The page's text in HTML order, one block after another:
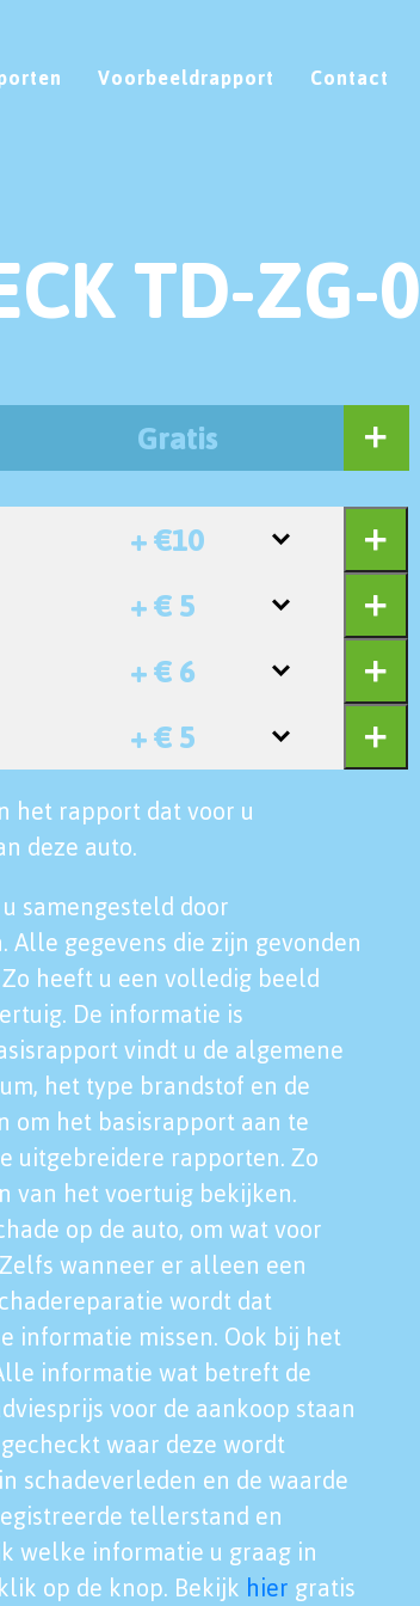
Voorbeeldrapport Contact
TD-ZG-
Gratis
+ €10
+ € 5
+ € 6
+ € 5
het rapport dat voor u
deze auto.
samengesteld door
gegevens die zijn gevonden
heeft u een volledig beeld
De informatie is
vindt u de algemene
het type brandstof en de
om het basisrapport aan te
uitgebreidere rapporten. Zo
van het voertuig bekijken.
op de auto, om wat voor
wanneer er alleen een
wordt dat
informatie missen. Ook bij het
informatie wat betreft de
voor de aankoop staan
waar deze wordt
schadeverleden en de waarde
tellerstand en
welke informatie u graag in
op de knop. Bekijk hier gratis